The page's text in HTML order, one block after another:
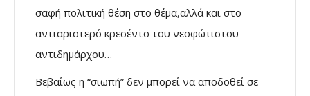
σαφή πολιτική θέση στο θέμα,αλλά και στο
αντιαριστερό κρεσέντο του νεοφώτιστου
αντιδημάρχου…
Βεβαίως η “σιωπή” δεν μπορεί να αποδοθεί σε